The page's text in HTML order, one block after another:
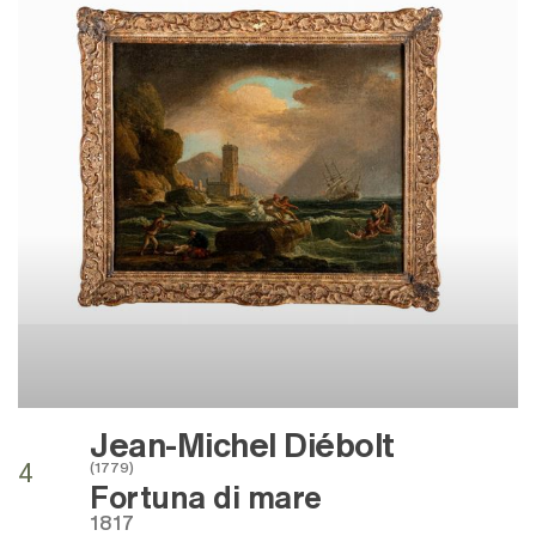
4
Jean-Michel Diébolt
(1779)
Fortuna di mare
1817